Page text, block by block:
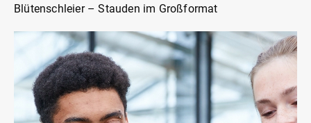
Blütenschleier – Stauden im Großformat